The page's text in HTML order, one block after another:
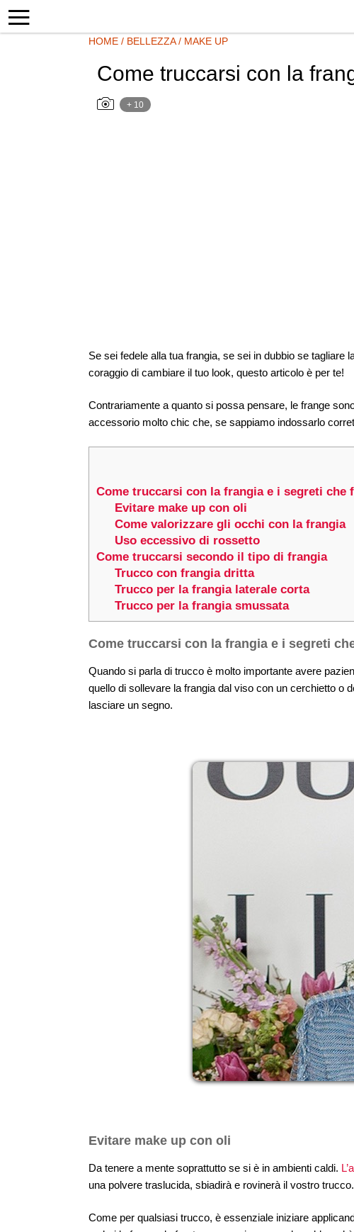
HOME / BELLEZZA/ MAKE UP
Come truccarsi con la
+ 10
Se sei fedele alla tua frangia, se sei in dubbio se
coraggio di cambiare il tuo look, questo articolo è per te!
Contrariamente a quanto si possa pensare, le frange
accessorio molto chic che, se sappiamo indossarlo
Come truccarsi con la frangia e i segreti che
Evitare make up con oli
Come valorizzare gli occhi con la frangia
Uso eccessivo di rossetto
Come truccarsi secondo il tipo di frangia
Trucco con frangia dritta
Trucco per la frangia laterale corta
Trucco per la frangia smussata
Come truccarsi con la frangia e i segreti
Quando si parla di trucco è molto importante avere
quello di sollevare la frangia dal viso con un cerchietto o
lasciare un segno.
Evitare make up con oli
Da tenere a mente soprattutto se si è in ambienti caldi.
una polvere traslucida, sbiadirà e rovinerà il vostro trucco.
Come per qualsiasi trucco, è essenziale iniziare